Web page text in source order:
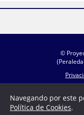
©
Navegando por este
Política de Cookies.